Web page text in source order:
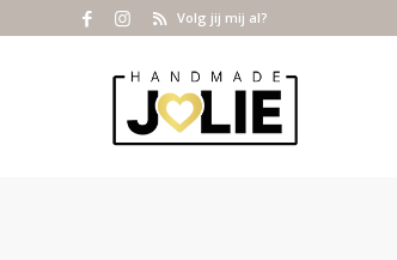
Volg jij mij al?